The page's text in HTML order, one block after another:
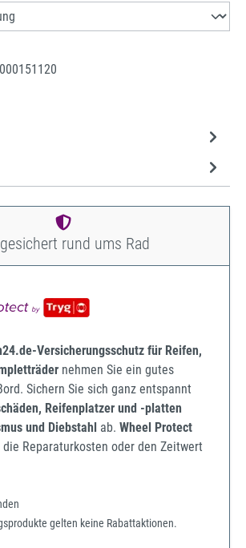
rund ums Rad
Versicherungsschutz für Reifen,
nehmen Sie ein gutes
Sichern Sie sich ganz entspannt
Reifenplatzer und -platten
und Diebstahl ab. Wheel Protect
Reparaturkosten oder den Zeitwert
gelten keine Rabattaktionen.